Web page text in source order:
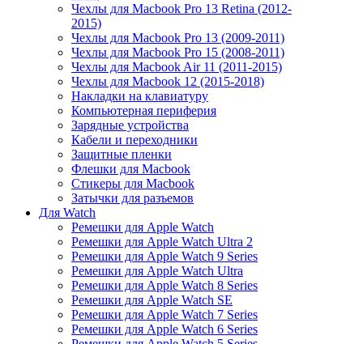
Чехлы для Macbook Pro 13 Retina (2012-
2015)
Чехлы для Macbook Pro 13 (2009-2011)
Чехлы для Macbook Pro 15 (2008-2011)
Чехлы для Macbook Air 11 (2011-2015)
Чехлы для Macbook 12 (2015-2018)
Накладки на клавиатуру
Компьютерная периферия
Зарядные устройства
Кабели и переходники
Защитные пленки
Флешки для Macbook
Стикеры для Macbook
Затычки для разъемов
Для Watch
Ремешки для Apple Watch
Ремешки для Apple Watch Ultra 2
Ремешки для Apple Watch 9 Series
Ремешки для Apple Watch Ultra
Ремешки для Apple Watch 8 Series
Ремешки для Apple Watch SE
Ремешки для Apple Watch 7 Series
Ремешки для Apple Watch 6 Series